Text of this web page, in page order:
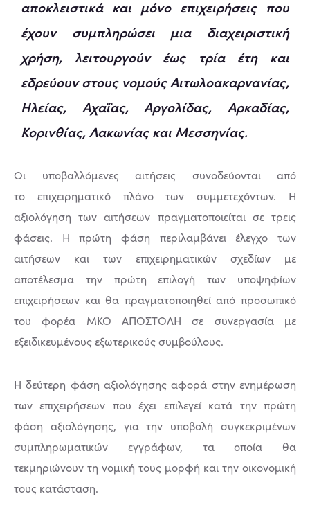
αποκλειστικά και μόνο επιχειρήσεις που
έχουν συμπληρώσει μια διαχειριστική
χρήση, λειτουργούν έως τρία έτη και
εδρεύουν στους νομούς Αιτωλοακαρνανίας,
Ηλείας, Αχαΐας, Αργολίδας, Αρκαδίας,
Κορινθίας, Λακωνίας και Μεσσηνίας.
Οι υποβαλλόμενες αιτήσεις συνοδεύονται από
το επιχειρηματικό πλάνο των συμμετεχόντων. Η
αξιολόγηση των αιτήσεων πραγματοποιείται σε τρεις
φάσεις. Η πρώτη φάση περιλαμβάνει έλεγχο των
αιτήσεων και των επιχειρηματικών σχεδίων με
αποτέλεσμα την πρώτη επιλογή των υποψηφίων
επιχειρήσεων και θα πραγματοποιηθεί από προσωπικό
του φορέα ΜΚΟ ΑΠΟΣΤΟΛΗ σε συνεργασία με
εξειδικευμένους εξωτερικούς συμβούλους.
Η δεύτερη φάση αξιολόγησης αφορά στην ενημέρωση
των επιχειρήσεων που έχει επιλεγεί κατά την πρώτη
φάση αξιολόγησης, για την υποβολή συγκεκριμένων
συμπληρωματικών εγγράφων, τα οποία θα
τεκμηριώνουν τη νομική τους μορφή και την οικονομική
τους κατάσταση.